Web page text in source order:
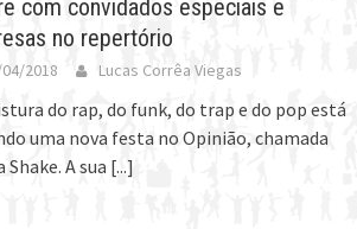
com convidados especiais e
no repertório
2018 Lucas Corrêa Viegas
do rap, do funk, do trap e do pop está
uma nova festa no Opinião, chamada
Shake. A sua [...]